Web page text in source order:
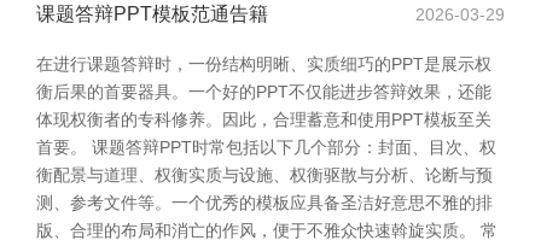
课题答辩PPT模板范通告籍 2026-03-29
在进行课题答辩时，一份结构明晰、实质细巧的PPT是展示权
衡后果的首要器具。一个好的PPT不仅能进步答辩效果，还能
体现权衡者的专科修养。因此，合理蓄意和使用PPT模板至关
首要。 课题答辩PPT时常包括以下几个部分：封面、目次、权
衡配景与道理、权衡实质与设施、权衡驱散与分析、论断与预
测、参考文件等。一个优秀的模板应具备圣洁好意思不雅的排
版、合理的布局和消亡的作风，便于不雅众快速斡旋实质。 常